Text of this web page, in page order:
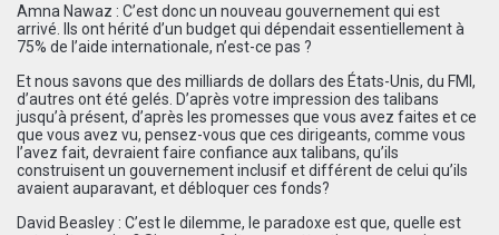
Amna Nawaz : C’est donc un nouveau gouvernement qui est
arrivé. Ils ont hérité d’un budget qui dépendait essentiellement à
75% de l’aide internationale, n’est-ce pas ?
Et nous savons que des milliards de dollars des États-Unis, du FMI,
d’autres ont été gelés. D’après votre impression des talibans
jusqu’à présent, d’après les promesses que vous avez faites et ce
que vous avez vu, pensez-vous que ces dirigeants, comme vous
l’avez fait, devraient faire confiance aux talibans, qu’ils
construisent un gouvernement inclusif et différent de celui qu’ils
avaient auparavant, et débloquer ces fonds?
David Beasley : C’est le dilemme, le paradoxe est que, quelle est